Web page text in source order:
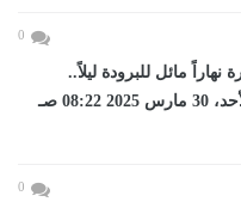
0
مائل للبرودة ليلاً..
والعظمى فى القاهرة...اليوم الأحد، 30 مارس 2025 08:22 صـ
0